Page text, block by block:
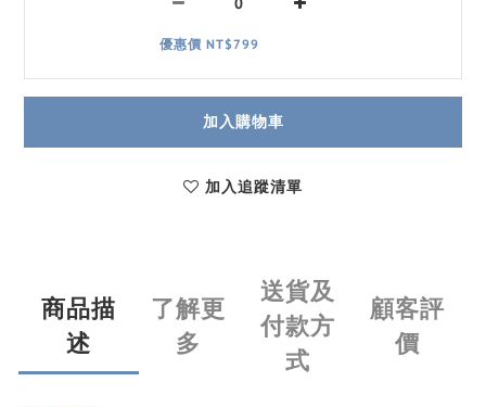
優惠價 NT$799
加入購物車
加入追蹤清單
商品描
述
了解更
多
送貨及
付款方
式
顧客評
價